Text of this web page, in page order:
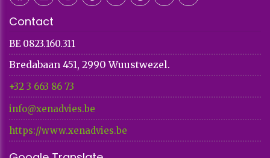
Contact
BE 0823.160.311
Bredabaan 451, 2990 Wuustwezel.
+32 3 663 86 73​​​​​​​
info@xenadvies.be
https://www.xenadvies.be